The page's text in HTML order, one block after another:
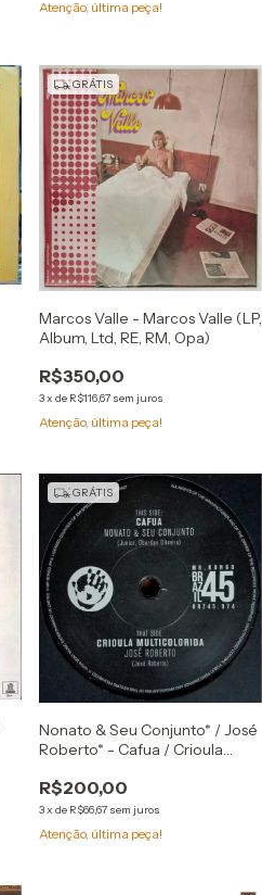
Atenção, última peça!
GRÁTIS
Marcos Valle - Marcos Valle (LP,
Album, Ltd, RE, RM, Opa)
R$350,00
3x de R$116,67 sem juros
Atenção, última peça!
GRÁTIS
Nonato & Seu Conjunto* / José
Roberto* - Cafua / Crioula
R$200,00
3x de R$66,67 sem juros
Atenção, última peça!